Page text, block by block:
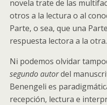
novela trate de las
otros a la lectura o al
Parte, o sea, que una
respuesta lectora a la otra.
Ni podemos olvidar
segundo autordel
Benengeli es
recepción, lectura e